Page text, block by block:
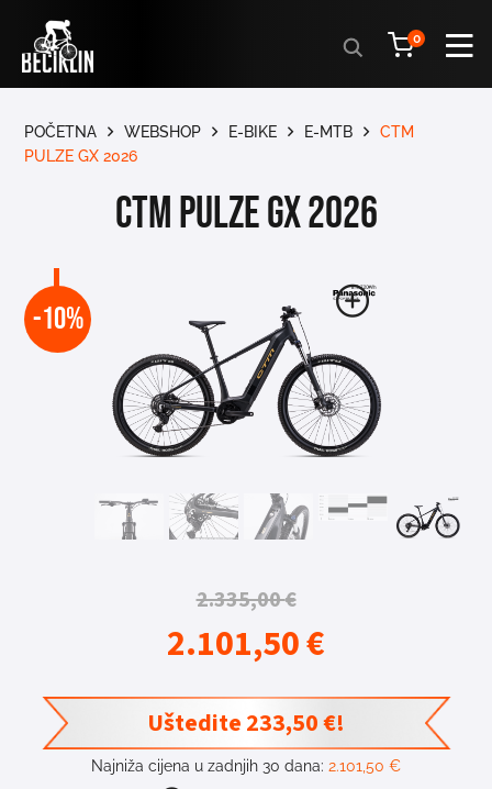
Products
search
0
POČETNA WEBSHOP E-BIKE E-MTB
CTM
PULZE GX 2026
CTM PULZE GX 2026
-10%
2.335,00€
2.101,50€
Uštedite233,50€!
Najniža cijena u zadnjih 30 dana: 2.101,50 €